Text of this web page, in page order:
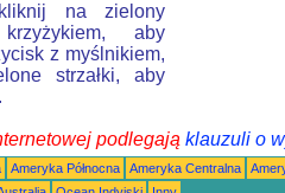
na zielony
aby
z myślnikiem,
strzałki, aby
podlegają klauzuli o
Ameryka Północna Ameryka Centralna